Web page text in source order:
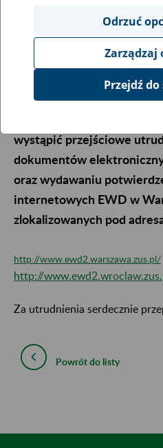
Szanowni Klienci,
uprzejmie informujemy, że
wystąpić przejściowe
dokumentów
oraz wydawaniu
internetowych EWD w
zlokalizowanych pod
http://www.ewd2.warszawa.zus.pl/
http://
Za utrudnienia serdecznie
Powrót do listy
Odrzuć
Zarządzaj
Przejdź